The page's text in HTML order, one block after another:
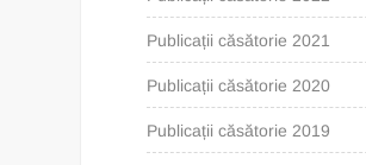
Publicații căsătorie 2021
Publicații căsătorie 2020
Publicații căsătorie 2019